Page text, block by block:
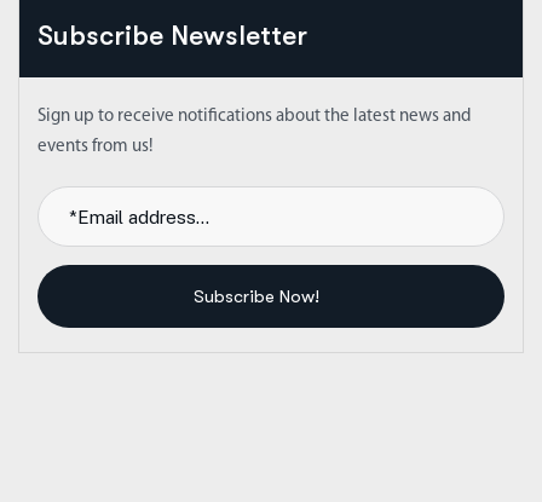
Subscribe Newsletter
Sign up to receive notifications about the latest news and
events from us!
Subscribe Now!